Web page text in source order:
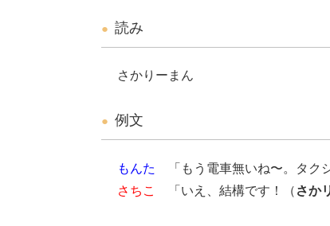
読み
さかりーまん
例文
もんた
「もう電車無いね〜。タク
さちこ
「いえ、結構です！（ さか